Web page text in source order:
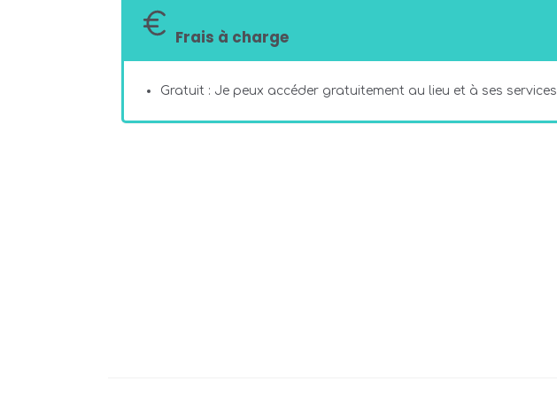
Frais à charge
Gratuit : Je peux accéder gratuitement au lieu et à ses services